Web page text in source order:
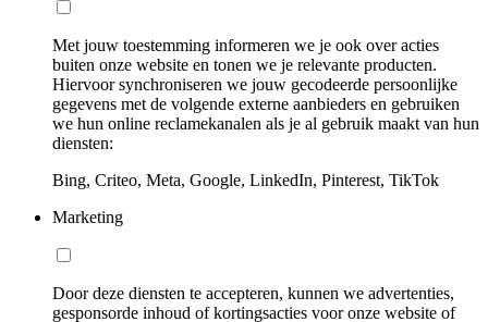
Met jouw toestemming informeren we je ook over acties
buiten onze website en tonen we je relevante producten.
Hiervoor synchroniseren we jouw gecodeerde persoonlijke
gegevens met de volgende externe aanbieders en gebruiken
we hun online reclamekanalen als je al gebruik maakt van hun
diensten:
Bing, Criteo, Meta, Google, LinkedIn, Pinterest, TikTok
Marketing
Door deze diensten te accepteren, kunnen we advertenties,
gesponsorde inhoud of kortingsacties voor onze website of